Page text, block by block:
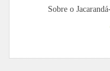
Sobre o